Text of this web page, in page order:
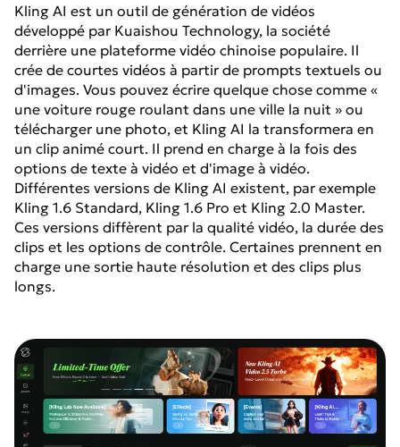
Kling AI est un outil de génération de vidéos
développé par Kuaishou Technology, la société
derrière une plateforme vidéo chinoise populaire. Il
crée de courtes vidéos à partir de prompts textuels ou
d'images. Vous pouvez écrire quelque chose comme «
une voiture rouge roulant dans une ville la nuit » ou
télécharger une photo, et Kling AI la transformera en
un clip animé court. Il prend en charge à la fois des
options de texte à vidéo et d'image à vidéo.
Différentes versions de Kling AI existent, par exemple
Kling 1.6 Standard, Kling 1.6 Pro et Kling 2.0 Master.
Ces versions diffèrent par la qualité vidéo, la durée des
clips et les options de contrôle. Certaines prennent en
charge une sortie haute résolution et des clips plus
longs.